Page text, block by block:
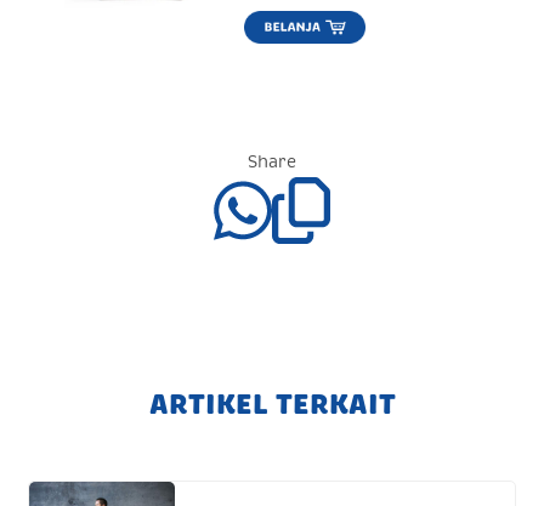
Share
ARTIKEL TERKAIT